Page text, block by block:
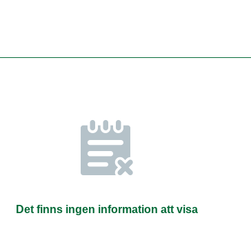
Det finns ingen information att visa